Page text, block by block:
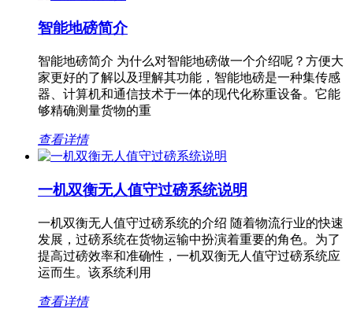
智能地磅简介
智能地磅简介 为什么对智能地磅做一个介绍呢？方便大
家更好的了解以及理解其功能，智能地磅是一种集传感
器、计算机和通信技术于一体的现代化称重设备。它能
够精确测量货物的重
查看详情
一机双衡无人值守过磅系统说明
一机双衡无人值守过磅系统的介绍 随着物流行业的快速
发展，过磅系统在货物运输中扮演着重要的角色。为了
提高过磅效率和准确性，一机双衡无人值守过磅系统应
运而生。该系统利用
查看详情